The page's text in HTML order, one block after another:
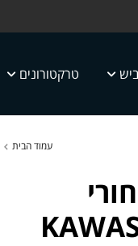
טרקטורונים
עמוד הבית
250/450